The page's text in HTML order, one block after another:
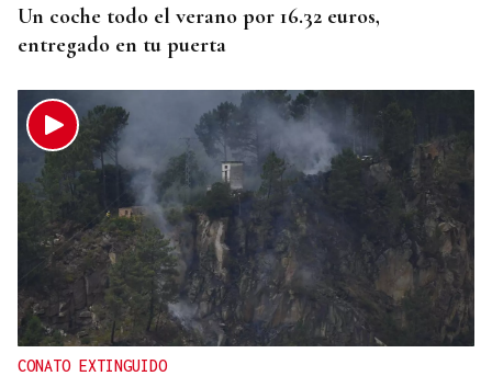
Un coche todo el verano por 16.32 euros,
entregado en tu puerta
CONATO EXTINGUIDO